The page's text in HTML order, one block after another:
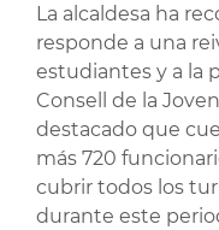
La alcaldesa ha
responde a una
estudiantes y a la
Consell de la
destacado que
más 720
cubrir todos los
durante este